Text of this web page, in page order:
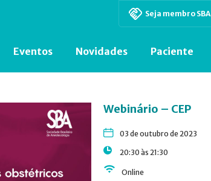
Seja membro SBA
Eventos Novidades Paciente
Webinário – CEP
03 de outubro de 2023
20:30 às 21:30
Online